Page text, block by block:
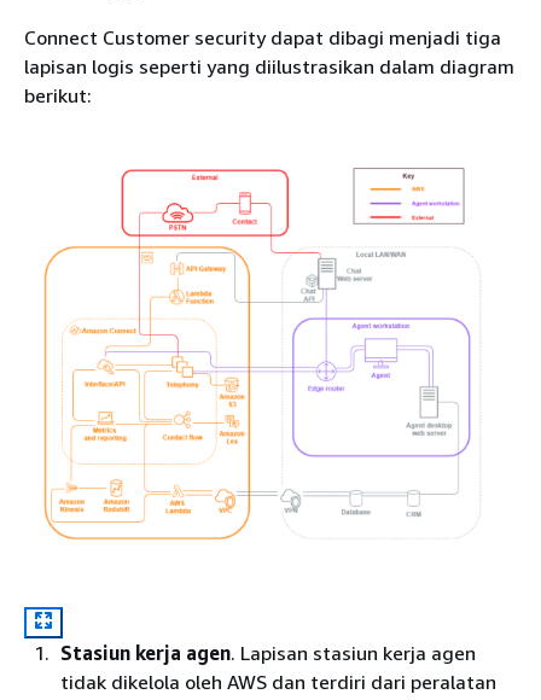
Connect Customer security dapat dibagi menjadi tiga
lapisan logis seperti yang diilustrasikan dalam diagram
berikut:
Stasiun kerja agen. Lapisan stasiun kerja agen
tidak dikelola oleh AWS dan terdiri dari peralatan